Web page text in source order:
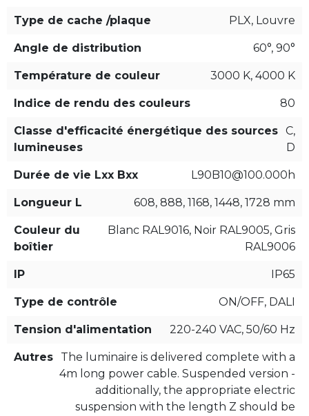
Type de cache /plaque PLX, Louvre
Angle de distribution 60°, 90°
Température de couleur 3000 K, 4000 K
Indice de rendu des couleurs 80
Classe d'efficacité énergétique des sources
lumineuses
C,
D
Durée de vie Lxx Bxx L90B10@100.000h
Longueur L 608, 888, 1168, 1448, 1728 mm
Couleur du
boîtier
Blanc RAL9016, Noir RAL9005, Gris
RAL9006
IP IP65
Type de contrôle ON/OFF, DALI
Tension d'alimentation 220-240 VAC, 50/60 Hz
Autres
The luminaire is delivered complete with a
4m long power cable. Suspended version -
additionally, the appropriate electric
suspension with the length Z should be